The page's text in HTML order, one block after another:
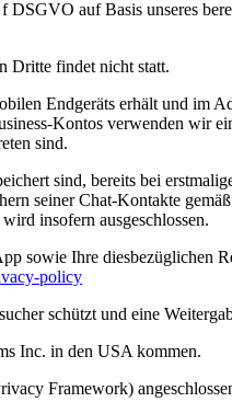
auf Basis unseres
Dritte findet nicht statt.
Endgeräts erhält und im
Kontos verwenden wir
sind.
sind, bereits bei
seiner Chat-Kontakte
insofern ausgeschlossen.
sowie Ihre diesbezüglichen
policy
schützt und eine
Inc. in den USA kommen.
Framework)